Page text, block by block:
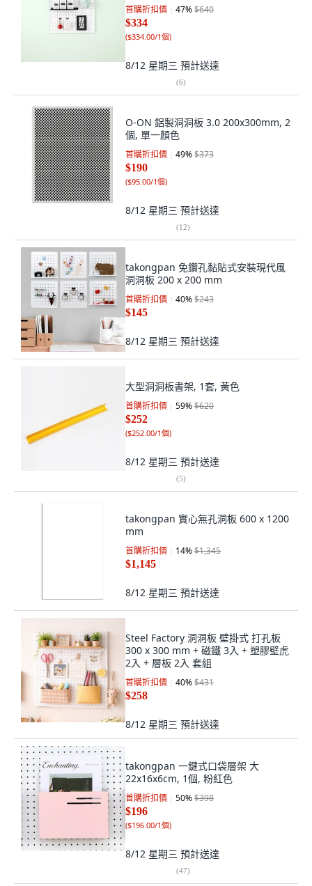
首購折扣價 47%$640
$334
($334.00/1個)
8/12 星期三 預計送達
(6)
O-ON 鋁製洞洞板 3.0 200x300mm, 2
個, 單一顏色
首購折扣價 49%$373
$190
($95.00/1個)
8/12 星期三 預計送達
(12)
takongpan 免鑽孔黏貼式安裝現代風
洞洞板 200 x 200 mm
首購折扣價 40%$243
$145
8/12 星期三 預計送達
大型洞洞板書架, 1套, 黃色
首購折扣價 59%$620
$252
($252.00/1個)
8/12 星期三 預計送達
(5)
takongpan 實心無孔洞板 600 x 1200
mm
首購折扣價 14%$1,345
$1,145
8/12 星期三 預計送達
Steel Factory 洞洞板 壁掛式 打孔板
300 x 300 mm + 磁鐵 3入 + 塑膠壁虎
2入 + 層板 2入 套組
首購折扣價 40%$431
$258
8/12 星期三 預計送達
takongpan 一鍵式口袋層架 大
22x16x6cm, 1個, 粉紅色
首購折扣價 50%$398
$196
($196.00/1個)
8/12 星期三 預計送達
(47)